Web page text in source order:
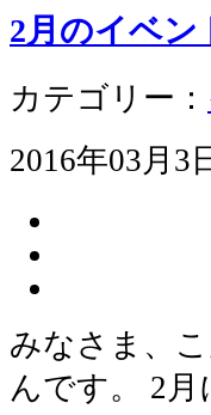
2月のイベン
カテゴリー：
2016年03月3
みなさま、
んです。 2